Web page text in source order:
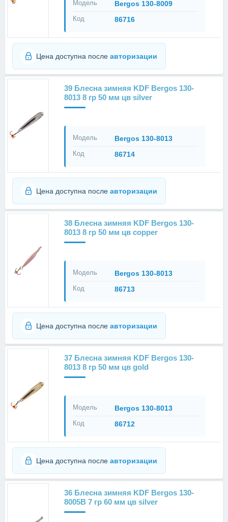
Модель Bergos 130-8009
Код 86716
Цена доступна после авторизации
39 Блесна зимняя KDF Bergos 130-
8013 8 гр 50 мм цв silver
Модель Bergos 130-8013
Код 86714
Цена доступна после авторизации
38 Блесна зимняя KDF Bergos 130-
8013 8 гр 50 мм цв copper
Модель Bergos 130-8013
Код 86713
Цена доступна после авторизации
37 Блесна зимняя KDF Bergos 130-
8013 8 гр 50 мм цв gold
Модель Bergos 130-8013
Код 86712
Цена доступна после авторизации
36 Блесна зимняя KDF Bergos 130-
8005B 7 гр 60 мм цв silver